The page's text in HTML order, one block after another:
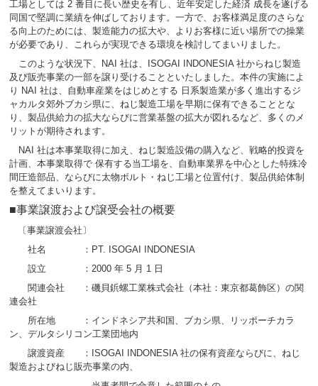
工場としては 2 番目に長い歴史を有し、近年安定した経済 成長を遂げる
同国で堅調に業績を伸ばしております。一方で、お客様満足度のさらな
る向上のためには、製造能力の拡大や、よりお客様に近い場所での操業
が必要であり、これらが実現できる環境を検討してまいりました。
このような状況下、NAI 社は、ISOGAI INDONESIA 社からねじ製造
及び販売事業の一部を譲り受けることといたしました。本件の実施によ
り NAI 社は、自動車産業をはじめとする 日系製造業が多く進出するジ
ャカルタ郊外ブカシ県に、ねじ製造工場を早期に保有できることとな
り、製品供給力の拡大ならびに営業基盤の拡大が図れるなど、多くのメ
リットが期待されます。
NAI 社は本事業取得に加え、ねじ製造設備の購入など、戦略的投資を
計画、本事業取得で 保有する当工場を、自動車業界を中心とした特殊冷
間圧造部品、ならびに太物ボルト・ねじ工場と位置付け、製品供給体制
を整えてまいります。
■事業譲渡および譲受会社の概要
〔事業譲渡会社〕
社名 ：PT. ISOGAI INDONESIA
設立 ：2000 年 5 月 1 日
関連会社 ：磯貝鋲螺工業株式会社（本社：東京都葛飾区）の関
連会社
所在地 ：インドネシア共和国、ブカシ県、リッポーチカラ
ン、デルタシリコン工業団地内
譲渡資産 ：ISOGAI INDONESIA 社の保有資産ならびに、ねじ
製造およびねじ販売事業の内、